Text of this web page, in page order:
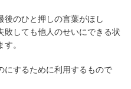
後のひと押しの言葉がほし
しても他人のせいにできる状
。
にするために利用するもので